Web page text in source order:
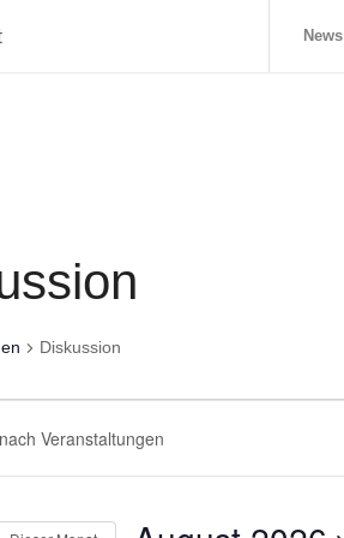
News
Diskussion